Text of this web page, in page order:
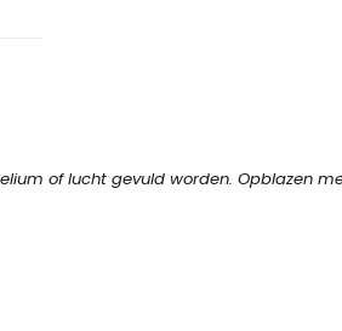
of lucht gevuld worden. Opblazen